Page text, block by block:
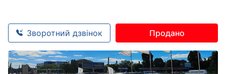
Зворотний дзвінок Продано